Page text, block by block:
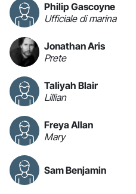
Philip Gascoyne
Ufficiale di marina
Jonathan Aris
Prete
Taliyah Blair
Lillian
Freya Allan
Mary
Sam Benjamin